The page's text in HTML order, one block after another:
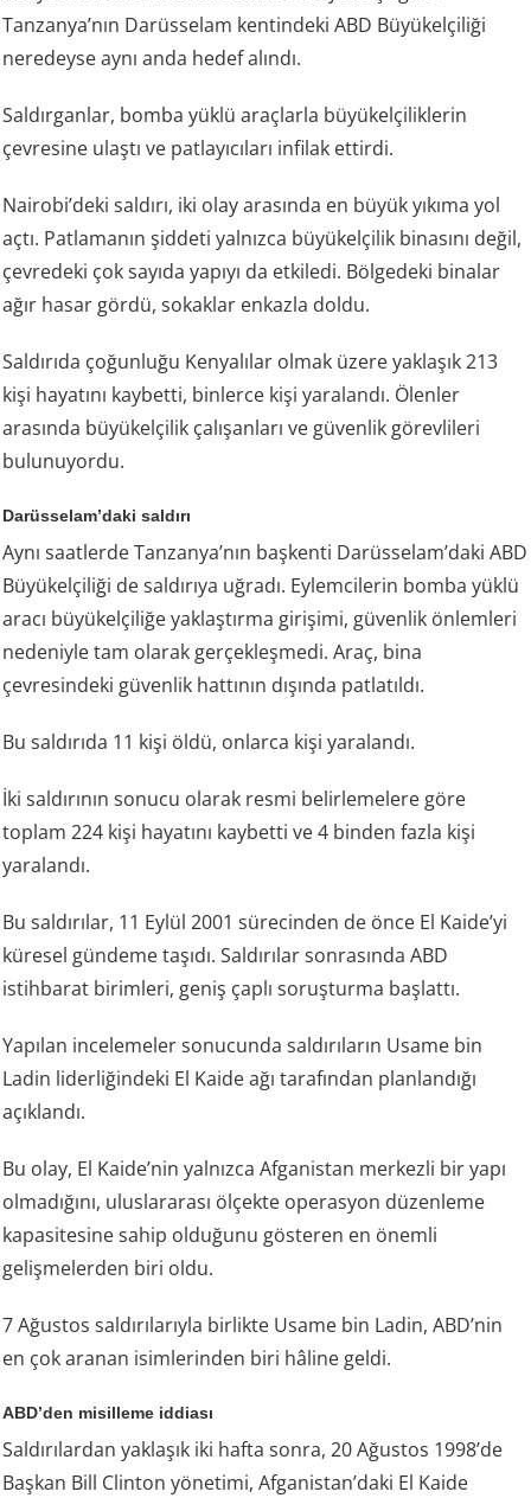
Tanzanya’nın Darüsselam kentindeki ABD Büyükelçiliği
neredeyse aynı anda hedef alındı.
Saldırganlar, bomba yüklü araçlarla büyükelçiliklerin
çevresine ulaştı ve patlayıcıları infilak ettirdi.
Nairobi’deki saldırı, iki olay arasında en büyük yıkıma yol
açtı. Patlamanın şiddeti yalnızca büyükelçilik binasını değil,
çevredeki çok sayıda yapıyı da etkiledi. Bölgedeki binalar
ağır hasar gördü, sokaklar enkazla doldu.
Saldırıda çoğunluğu Kenyalılar olmak üzere yaklaşık 213
kişi hayatını kaybetti, binlerce kişi yaralandı. Ölenler
arasında büyükelçilik çalışanları ve güvenlik görevlileri
bulunuyordu.
Darüsselam’daki saldırı
Aynı saatlerde Tanzanya’nın başkenti Darüsselam’daki ABD
Büyükelçiliği de saldırıya uğradı. Eylemcilerin bomba yüklü
aracı büyükelçiliğe yaklaştırma girişimi, güvenlik önlemleri
nedeniyle tam olarak gerçekleşmedi. Araç, bina
çevresindeki güvenlik hattının dışında patlatıldı.
Bu saldırıda 11 kişi öldü, onlarca kişi yaralandı.
İki saldırının sonucu olarak resmi belirlemelere göre
toplam 224 kişi hayatını kaybetti ve 4 binden fazla kişi
yaralandı.
Bu saldırılar, 11 Eylül 2001 sürecinden de önce El Kaide’yi
küresel gündeme taşıdı. Saldırılar sonrasında ABD
istihbarat birimleri, geniş çaplı soruşturma başlattı.
Yapılan incelemeler sonucunda saldırıların Usame bin
Ladin liderliğindeki El Kaide ağı tarafından planlandığı
açıklandı.
Bu olay, El Kaide’nin yalnızca Afganistan merkezli bir yapı
olmadığını, uluslararası ölçekte operasyon düzenleme
kapasitesine sahip olduğunu gösteren en önemli
gelişmelerden biri oldu.
7 Ağustos saldırılarıyla birlikte Usame bin Ladin, ABD’nin
en çok aranan isimlerinden biri hâline geldi.
ABD’den misilleme iddiası
Saldırılardan yaklaşık iki hafta sonra, 20 Ağustos 1998’de
Başkan Bill Clinton yönetimi, Afganistan’daki El Kaide